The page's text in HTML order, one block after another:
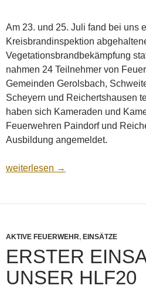
Am 23. und 25. Juli fand bei uns
Kreisbrandinspektion
Vegetationsbrandbekämpfung
nahmen 24 Teilnehmer von
Gemeinden Gerolsbach,
Scheyern und Reichertshausen
haben sich Kameraden und
Feuerwehren Paindorf und
Ausbildung angemeldet.
Landkreislehrgang,
weiterlesen →
AKTIVE FEUERWEHR, EINSÄTZE
ERSTER
UNSER HLF20